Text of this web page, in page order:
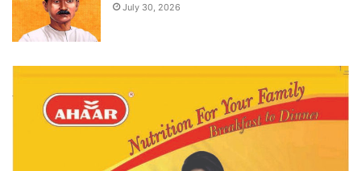
July 30, 2026